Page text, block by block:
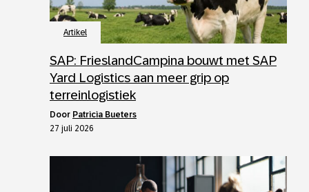
Artikel
SAP: FrieslandCampina bouwt met SAP
Yard Logistics aan meer grip op
terreinlogistiek
door Patricia Bueters
27 juli 2026